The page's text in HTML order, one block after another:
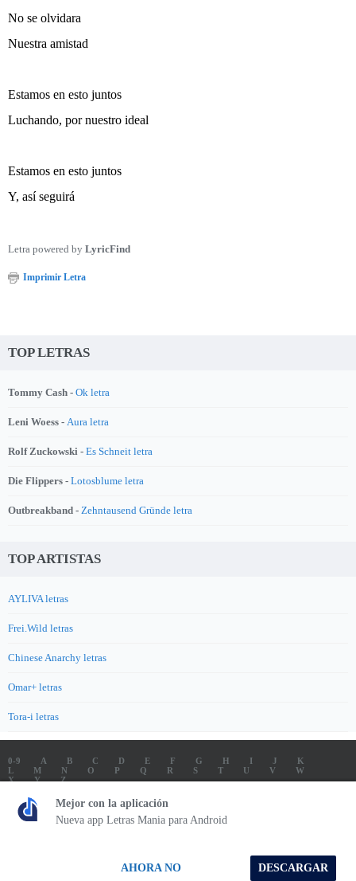
No se olvidara
Nuestra amistad
Estamos en esto juntos
Luchando, por nuestro ideal
Estamos en esto juntos
Y, así seguirá
Letra powered by LyricFind
Imprimir Letra
TOP LETRAS
Tommy Cash - Ok letra
Leni Woess - Aura letra
Rolf Zuckowski - Es Schneit letra
Die Flippers - Lotosblume letra
Outbreakband - Zehntausend Gründe letra
TOP ARTISTAS
AYLIVA letras
Frei.Wild letras
Chinese Anarchy letras
Omar+ letras
Tora-i letras
0-9 A B C D E F G H I J
K
L
M N O P Q R S T V
W
X
Y
Z
LETRAS
SOUNDTRACK LETRAS
TOP 100 LETRAS
ENVIA LETRAS
Letrasmania.com - Copyright © 2026 - All Rights Reserved
Mejor con la aplicación
Nueva app Letras Mania para Android
DESCARGAR
AHORA NO